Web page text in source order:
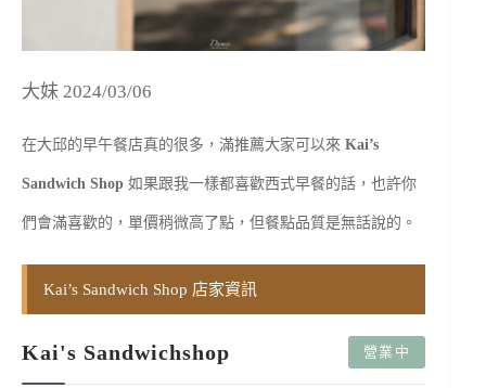
大妹 2024/03/06
在大邱的早午餐店真的很多，滿推薦大家可以來 Kai’s
Sandwich Shop 如果跟我一樣都喜歡西式早餐的話，也許你
們會滿喜歡的，單價稍微高了點，但餐點品質是無話說的。
Kai’s Sandwich Shop 店家資訊
Kai's Sandwichshop 營業中